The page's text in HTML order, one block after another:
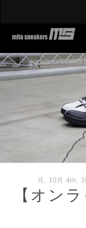
月, 10月 4th,
【オン